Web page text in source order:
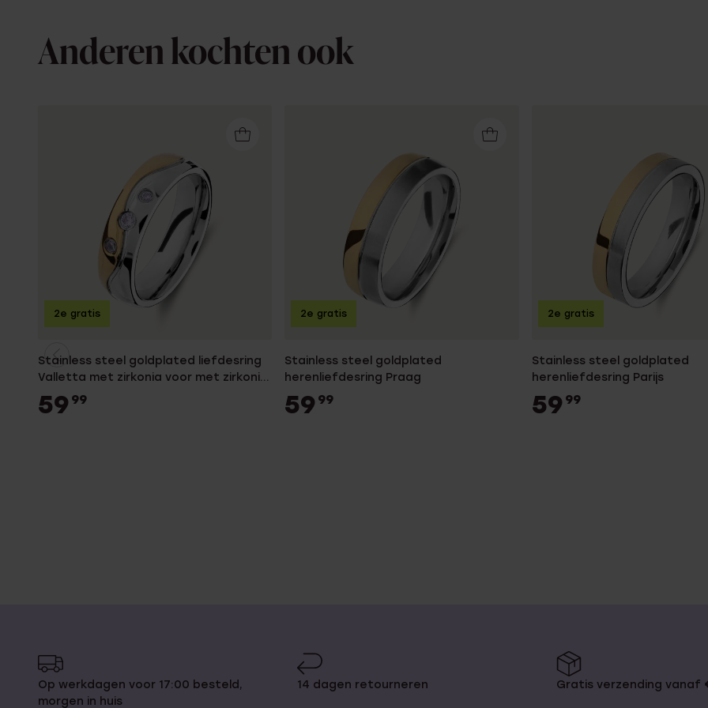
Anderen kochten ook
Stainless steel goldplated liefdesring
Valletta met zirkonia voor met zirkonia
voor dames
59 99
2e gratis
Stainless steel goldplated
herenliefdesring Praag
59 99
2e gratis
Stainless steel goldplated
herenliefdesring Parijs
59 99
2e gratis
Op werkdagen voor 17:00 besteld,
morgen in huis
14 dagen retourneren Gratis verzending vanaf